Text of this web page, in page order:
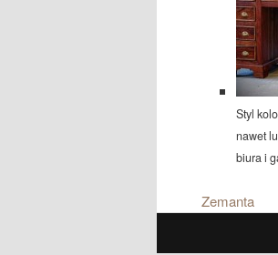
Styl
nawet
biura i
Zemanta